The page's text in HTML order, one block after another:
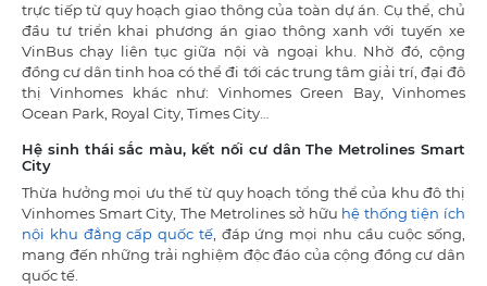
trực tiếp từ quy hoạch giao thông của toàn dự án. Cụ thể, chủ
đầu tư triển khai phương án giao thông xanh với tuyến xe
VinBus chạy liên tục giữa nội và ngoại khu. Nhờ đó, cộng
đồng cư dân tinh hoa có thể đi tới các trung tâm giải trí, đại đô
thị Vinhomes khác như: Vinhomes Green Bay, Vinhomes
Ocean Park, Royal City, Times City…
Hệ sinh thái sắc màu, kết nối cư dân The Metrolines Smart
City
Thừa hưởng mọi ưu thế từ quy hoạch tổng thể của khu đô thị
Vinhomes Smart City, The Metrolines sở hữu hệ thống tiện ích
nội khu đẳng cấp quốc tế, đáp ứng mọi nhu cầu cuộc sống,
mang đến những trải nghiệm độc đáo của cộng đồng cư dân
quốc tế.